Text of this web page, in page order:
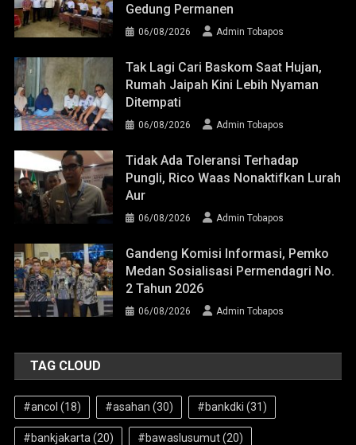
Gedung Permanen
06/08/2026 Admin Tobapos
Tak Lagi Cari Baskom Saat Hujan,
Rumah Jaipah Kini Lebih Nyaman
Ditempati
06/08/2026 Admin Tobapos
Tidak Ada Toleransi Terhadap
Pungli, Rico Waas Nonaktifkan Lurah
Aur
06/08/2026 Admin Tobapos
Gandeng Komisi Informasi, Pemko
Medan Sosialisasi Permendagri No.
2 Tahun 2026
06/08/2026 Admin Tobapos
TAG CLOUD
#ancol (18) #asahan (30) #bankdki (31)
#bankjakarta (20) #bawaslusumut(20)